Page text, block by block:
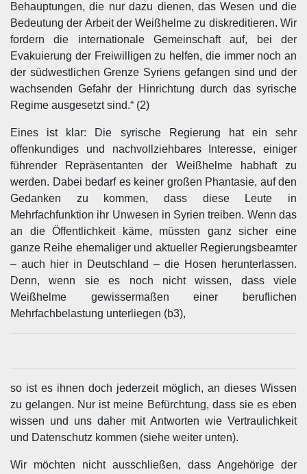
Behauptungen, die nur dazu dienen, das Wesen und die
Bedeutung der Arbeit der Weißhelme zu diskreditieren. Wir
fordern die internationale Gemeinschaft auf, bei der
Evakuierung der Freiwilligen zu helfen, die immer noch an
der südwestlichen Grenze Syriens gefangen sind und der
wachsenden Gefahr der Hinrichtung durch das syrische
Regime ausgesetzt sind.“ (2)
Eines ist klar: Die syrische Regierung hat ein sehr
offenkundiges und nachvollziehbares Interesse, einiger
führender Repräsentanten der Weißhelme habhaft zu
werden. Dabei bedarf es keiner großen Phantasie, auf den
Gedanken zu kommen, dass diese Leute in
Mehrfachfunktion ihr Unwesen in Syrien treiben. Wenn das
an die Öffentlichkeit käme, müssten ganz sicher eine
ganze Reihe ehemaliger und aktueller Regierungsbeamter
– auch hier in Deutschland – die Hosen herunterlassen.
Denn, wenn sie es noch nicht wissen, dass viele
Weißhelme gewissermaßen einer beruflichen
Mehrfachbelastung unterliegen (b3),
so ist es ihnen doch jederzeit möglich, an dieses Wissen
zu gelangen. Nur ist meine Befürchtung, dass sie es eben
wissen und uns daher mit Antworten wie Vertraulichkeit
und Datenschutz kommen (siehe weiter unten).
Wir möchten nicht ausschließen, dass Angehörige der